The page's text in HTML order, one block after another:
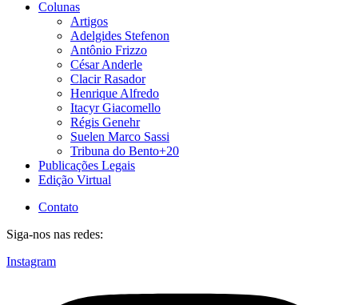
Colunas
Artigos
Adelgides Stefenon
Antônio Frizzo
César Anderle
Clacir Rasador
Henrique Alfredo
Itacyr Giacomello
Régis Genehr
Suelen Marco Sassi
Tribuna do Bento+20
Publicações Legais
Edição Virtual
Contato
Siga-nos nas redes:
Instagram